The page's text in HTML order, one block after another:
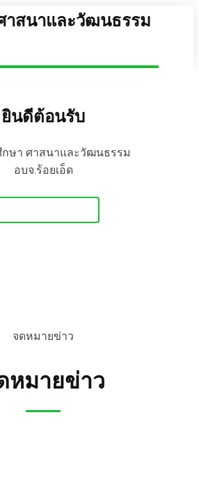
าสนาและวัฒนธรรม
ยินดีต้อนรับ
กษา ศาสนาและวัฒนธรรม
อบจ.ร้อยเอ็ด
จดหมายข่าว
หมายข่าว